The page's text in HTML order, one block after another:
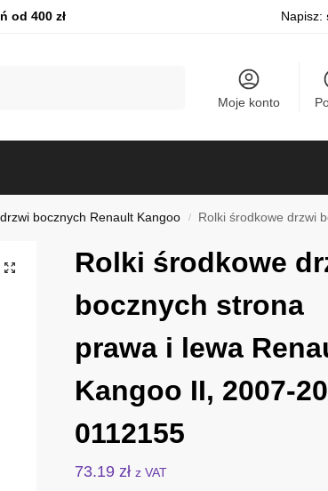
od 400 zł Napisz:
Moje konto
bocznych Renault Kangoo / Rolki środkowe drzwi bocznych strona prawa i lewa
Rolki środkowe
bocznych strona
prawa i lewa
Kangoo II, 2007-
0112155
73.19 zł z VAT